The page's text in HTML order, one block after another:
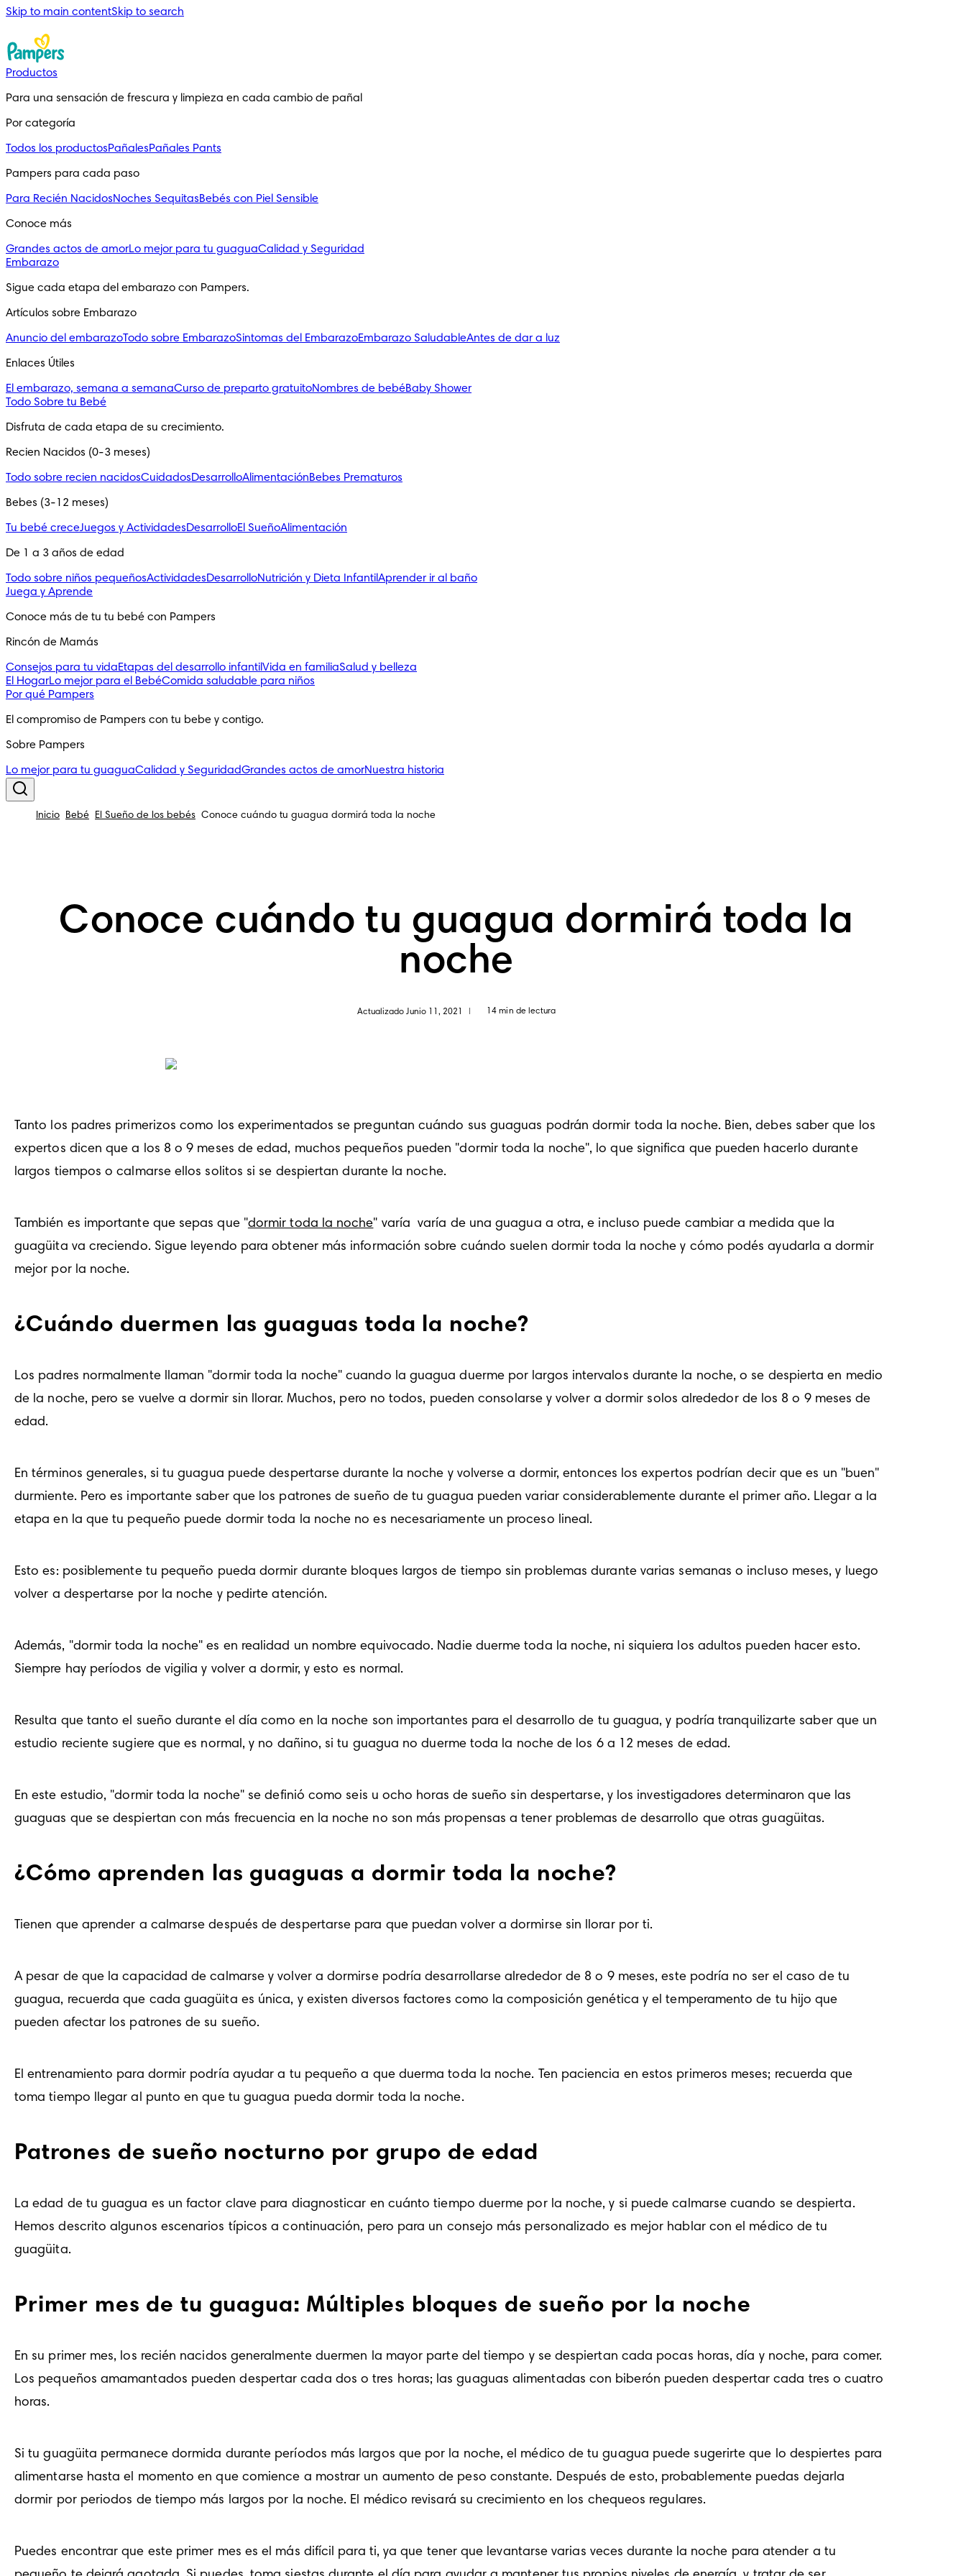
Skip to main contentSkip to search
Productos
Para una sensación de frescura y limpieza en cada cambio de pañal
Por categoría
Todos los productosPañalesPañales Pants
Pampers para cada paso
Para Recién NacidosNoches SequitasBebés con Piel Sensible
Conoce más
Grandes actos de amorLo mejor para tu guaguaCalidad y Seguridad
Embarazo
Sigue cada etapa del embarazo con Pampers.
Artículos sobre Embarazo
Anuncio del embarazoTodo sobre EmbarazoSintomas del EmbarazoEmbarazo SaludableAntes de dar a luz
Enlaces Útiles
El embarazo, semana a semanaCurso de preparto gratuitoNombres de bebéBaby Shower
Todo Sobre tu Bebé
Disfruta de cada etapa de su crecimiento.
Recien Nacidos (0-3 meses)
Todo sobre recien nacidosCuidadosDesarrolloAlimentaciónBebes Prematuros
Bebes (3-12 meses)
Tu bebé creceJuegos y ActividadesDesarrolloEl SueñoAlimentación
De 1 a 3 años de edad
Todo sobre niños pequeñosActividadesDesarrolloNutrición y Dieta InfantilAprender ir al baño
Juega y Aprende
Conoce más de tu tu bebé con Pampers
Rincón de Mamás
Consejos para tu vidaEtapas del desarrollo infantilVida en familiaSalud y belleza
El HogarLo mejor para el BebéComida saludable para niños
Por qué Pampers
El compromiso de Pampers con tu bebe y contigo.
Sobre Pampers
Lo mejor para tu guaguaCalidad y SeguridadGrandes actos de amorNuestra historia
Inicio Bebé El Sueño de los bebés Conoce cuándo tu guagua dormirá toda la noche
Conoce cuándo tu guagua dormirá toda la
noche
Actualizado Junio 11, 2021 14 min de lectura
Tanto los padres primerizos como los experimentados se preguntan cuándo sus guaguas podrán dormir toda la noche. Bien, debes saber que los
expertos dicen que a los 8 o 9 meses de edad, muchos pequeños pueden "dormir toda la noche", lo que significa que pueden hacerlo durante
largos tiempos o calmarse ellos solitos si se despiertan durante la noche.
También es importante que sepas que "dormir toda la noche" varía  varía de una guagua a otra, e incluso puede cambiar a medida que la
guagüita va creciendo. Sigue leyendo para obtener más información sobre cuándo suelen dormir toda la noche y cómo podés ayudarla a dormir
mejor por la noche.
¿Cuándo duermen las guaguas toda la noche?
Los padres normalmente llaman "dormir toda la noche" cuando la guagua duerme por largos intervalos durante la noche, o se despierta en medio
de la noche, pero se vuelve a dormir sin llorar. Muchos, pero no todos, pueden consolarse y volver a dormir solos alrededor de los 8 o 9 meses de
edad.
En términos generales, si tu guagua puede despertarse durante la noche y volverse a dormir, entonces los expertos podrían decir que es un "buen"
durmiente. Pero es importante saber que los patrones de sueño de tu guagua pueden variar considerablemente durante el primer año. Llegar a la
etapa en la que tu pequeño puede dormir toda la noche no es necesariamente un proceso lineal.
Esto es: posiblemente tu pequeño pueda dormir durante bloques largos de tiempo sin problemas durante varias semanas o incluso meses, y luego
volver a despertarse por la noche y pedirte atención.
Además, "dormir toda la noche" es en realidad un nombre equivocado. Nadie duerme toda la noche, ni siquiera los adultos pueden hacer esto.
Siempre hay períodos de vigilia y volver a dormir, y esto es normal.
Resulta que tanto el sueño durante el día como en la noche son importantes para el desarrollo de tu guagua, y podría tranquilizarte saber que un
estudio reciente sugiere que es normal, y no dañino, si tu guagua no duerme toda la noche de los 6 a 12 meses de edad.
En este estudio, "dormir toda la noche" se definió como seis u ocho horas de sueño sin despertarse, y los investigadores determinaron que las
guaguas que se despiertan con más frecuencia en la noche no son más propensas a tener problemas de desarrollo que otras guagüitas.
¿Cómo aprenden las guaguas a dormir toda la noche?
Tienen que aprender a calmarse después de despertarse para que puedan volver a dormirse sin llorar por ti.
A pesar de que la capacidad de calmarse y volver a dormirse podría desarrollarse alrededor de 8 o 9 meses, este podría no ser el caso de tu
guagua, recuerda que cada guagüita es única, y existen diversos factores como la composición genética y el temperamento de tu hijo que
pueden afectar los patrones de su sueño.
El entrenamiento para dormir podría ayudar a tu pequeño a que duerma toda la noche. Ten paciencia en estos primeros meses; recuerda que
toma tiempo llegar al punto en que tu guagua pueda dormir toda la noche.
Patrones de sueño nocturno por grupo de edad
La edad de tu guagua es un factor clave para diagnosticar en cuánto tiempo duerme por la noche, y si puede calmarse cuando se despierta.
Hemos descrito algunos escenarios típicos a continuación, pero para un consejo más personalizado es mejor hablar con el médico de tu
guagüita.
Primer mes de tu guagua: Múltiples bloques de sueño por la noche
En su primer mes, los recién nacidos generalmente duermen la mayor parte del tiempo y se despiertan cada pocas horas, día y noche, para comer.
Los pequeños amamantados pueden despertar cada dos o tres horas; las guaguas alimentadas con biberón pueden despertar cada tres o cuatro
horas.
Si tu guagüita permanece dormida durante períodos más largos que por la noche, el médico de tu guagua puede sugerirte que lo despiertes para
alimentarse hasta el momento en que comience a mostrar un aumento de peso constante. Después de esto, probablemente puedas dejarla
dormir por periodos de tiempo más largos por la noche. El médico revisará su crecimiento en los chequeos regulares.
Puedes encontrar que este primer mes es el más difícil para ti, ya que tener que levantarse varias veces durante la noche para atender a tu